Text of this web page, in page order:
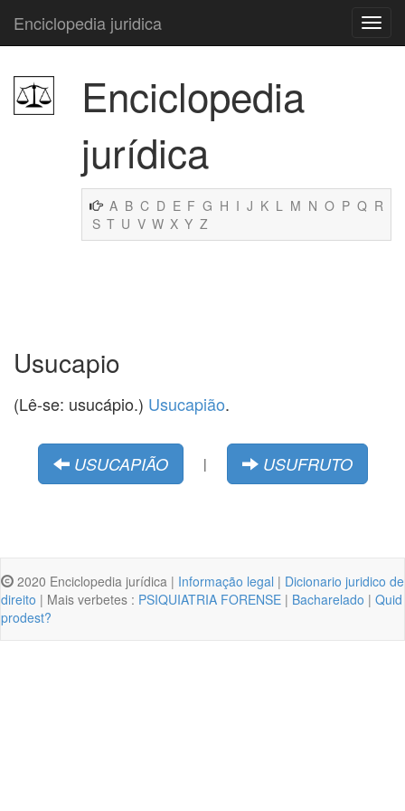
Enciclopedia juridica
Enciclopedia
jurídica
A B C D E F G H I J K L M N O P Q R
S T U V W X Y Z
Usucapio
(Lê-se: usucápio.) Usucapião.
USUCAPIÃO | USUFRUTO
2020 Enciclopedia jurídica | Informação legal | Dicionario juridico de
direito | Mais verbetes : PSIQUIATRIA FORENSE | Bacharelado | Quid
prodest?